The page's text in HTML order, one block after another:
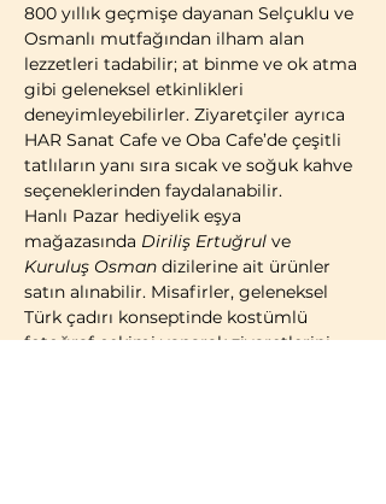
800 yıllık geçmişe dayanan Selçuklu ve
Osmanlı mutfağından ilham alan
lezzetleri tadabilir; at binme ve ok atma
gibi geleneksel etkinlikleri
deneyimleyebilirler. Ziyaretçiler ayrıca
HAR Sanat Cafe ve Oba Cafe’de çeşitli
tatlıların yanı sıra sıcak ve soğuk kahve
seçeneklerinden faydalanabilir.
Hanlı Pazar hediyelik eşya
mağazasında Diriliş Ertuğrul ve
Kuruluş Osman dizilerine ait ürünler
satın alınabilir. Misafirler, geleneksel
Türk çadırı konseptinde kostümlü
fotoğraf çekimi yaparak ziyaretlerini